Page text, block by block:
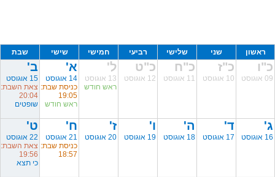
ראשון שני שלישי רביעי חמישי שישי שבת
כ"ו
09 אוגוסט
כ"ז
10 אוגוסט
כ"ח
11 אוגוסט
כ"ט
12 אוגוסט
ל'
13 אוגוסט
ראש חודש
א'
14 אוגוסט
כניסת שבת:
19:05
ראש חודש
ב'
15 אוגוסט
צאת השבת:
20:04
שופטים
ג'
16 אוגוסט
ד'
17 אוגוסט
ה'
18 אוגוסט
ו'
19 אוגוסט
ז'
20 אוגוסט
ח'
21 אוגוסט
כניסת שבת:
18:57
ט'
22 אוגוסט
צאת השבת:
19:56
כי תצא